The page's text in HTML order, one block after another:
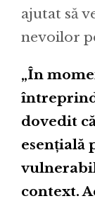
ajutat să
nevoilor
„În
dovedit
esențială
context.